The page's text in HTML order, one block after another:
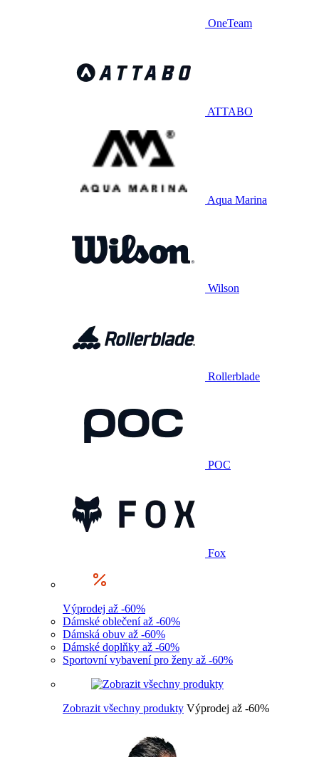
OneTeam
ATTABO
Aqua Marina
Wilson
Rollerblade
POC
Fox
Výprodej až -60%
Dámské oblečení až -60%
Dámská obuv až -60%
Dámské doplňky až -60%
Sportovní vybavení pro ženy až -60%
Zobrazit všechny produkty Výprodej až -60%